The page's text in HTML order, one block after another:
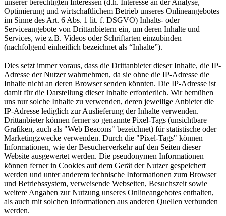
unserer berechtigten Interessen (d.h. Interesse an der Analyse,
Optimierung und wirtschaftlichem Betrieb unseres Onlineangebotes
im Sinne des Art. 6 Abs. 1 lit. f. DSGVO) Inhalts- oder
Serviceangebote von Drittanbietern ein, um deren Inhalte und
Services, wie z.B. Videos oder Schriftarten einzubinden
(nachfolgend einheitlich bezeichnet als “Inhalte”).
Dies setzt immer voraus, dass die Drittanbieter dieser Inhalte, die IP-
Adresse der Nutzer wahrnehmen, da sie ohne die IP-Adresse die
Inhalte nicht an deren Browser senden könnten. Die IP-Adresse ist
damit für die Darstellung dieser Inhalte erforderlich. Wir bemühen
uns nur solche Inhalte zu verwenden, deren jeweilige Anbieter die
IP-Adresse lediglich zur Auslieferung der Inhalte verwenden.
Drittanbieter können ferner so genannte Pixel-Tags (unsichtbare
Grafiken, auch als "Web Beacons" bezeichnet) für statistische oder
Marketingzwecke verwenden. Durch die "Pixel-Tags" können
Informationen, wie der Besucherverkehr auf den Seiten dieser
Website ausgewertet werden. Die pseudonymen Informationen
können ferner in Cookies auf dem Gerät der Nutzer gespeichert
werden und unter anderem technische Informationen zum Browser
und Betriebssystem, verweisende Webseiten, Besuchszeit sowie
weitere Angaben zur Nutzung unseres Onlineangebotes enthalten,
als auch mit solchen Informationen aus anderen Quellen verbunden
werden.